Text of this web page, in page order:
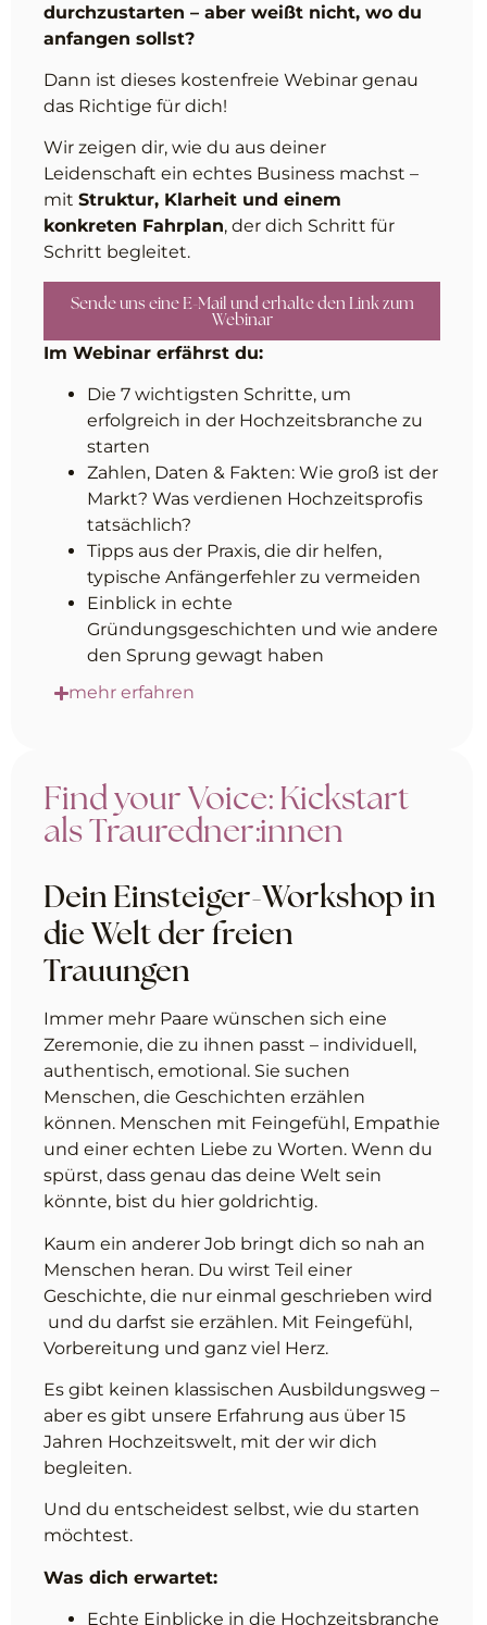
durchzustarten – aber weißt nicht, wo du
anfangen sollst?
Dann ist dieses kostenfreie Webinar genau
das Richtige für dich!
Wir zeigen dir, wie du aus deiner
Leidenschaft ein echtes Business machst –
mit Struktur, Klarheit und einem
konkreten Fahrplan, der dich Schritt für
Schritt begleitet.
Sende uns eine E-Mail und erhalte den Link zum
Webinar
Im Webinar erfährst du:
Die 7 wichtigsten Schritte, um
erfolgreich in der Hochzeitsbranche zu
starten
Zahlen, Daten & Fakten: Wie groß ist der
Markt? Was verdienen Hochzeitsprofis
tatsächlich?
Tipps aus der Praxis, die dir helfen,
typische Anfängerfehler zu vermeiden
Einblick in echte
Gründungsgeschichten und wie andere
den Sprung gewagt haben
mehr erfahren
Find your Voice: Kickstart
als Trauredner:innen
Dein Einsteiger-Workshop in
die Welt der freien
Trauungen
Immer mehr Paare wünschen sich eine
Zeremonie, die zu ihnen passt – individuell,
authentisch, emotional. Sie suchen
Menschen, die Geschichten erzählen
können. Menschen mit Feingefühl, Empathie
und einer echten Liebe zu Worten. Wenn du
spürst, dass genau das deine Welt sein
könnte, bist du hier goldrichtig.
Kaum ein anderer Job bringt dich so nah an
Menschen heran. Du wirst Teil einer
Geschichte, die nur einmal geschrieben wird
und du darfst sie erzählen. Mit Feingefühl,
Vorbereitung und ganz viel Herz.
Es gibt keinen klassischen Ausbildungsweg –
aber es gibt unsere Erfahrung aus über 15
Jahren Hochzeitswelt, mit der wir dich
begleiten.
Und du entscheidest selbst, wie du starten
möchtest.
Was dich erwartet:
Echte Einblicke in die Hochzeitsbranche